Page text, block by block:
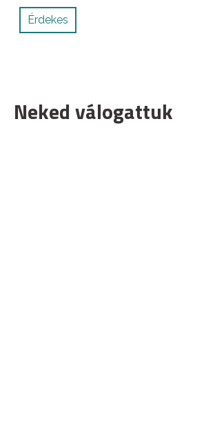
Érdekes
Neked válogattuk